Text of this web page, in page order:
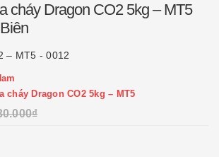
cháy Dragon CO2 5kg – MT5
– MT5 - 0012
cháy Dragon CO2 5kg – MT5